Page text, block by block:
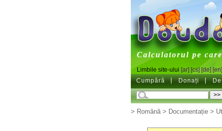
Calculatorul pe
Limbile site-ului [ar] [cs] [de]
Cumpără Donați
> Română> Documentație>